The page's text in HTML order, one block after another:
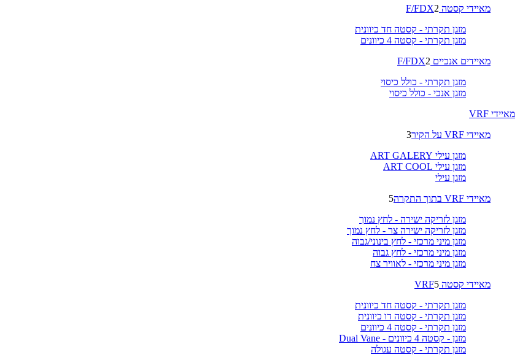
מאיידי קסטה F/FDX 2
מזגן תקרתי - קסטה חד כיוונית
מזגן תקרתי - קסטה 4 כיוונים
מאיידים אנכיים F/FDX 2
מזגן תקרתי - כולל כיסוי
מזגן אנכי - כולל כיסוי
מאיידי VRF
מאיידי VRF על הקיר
3
מזגן עילי ART GALERY
מזגן עילי ART COOL
מזגן עילי
מאיידי VRF בתוך התקרה
5
מזגן לזריקה ישירה - לחץ נמוך
מזגן לזריקה ישירה צר - לחץ נמוך
מזגן מיני מרכזי - לחץ בינוני/גבוה
מזגן מיני מרכזי - לחץ גבוה
מזגן מיני מרכזי - לאוויר צח
מאיידי קסטה VRF 5
מזגן תקרתי - קסטה חד כיוונית
מזגן תקרתי - קסטה דו כיוונית
מזגן תקרתי - קסטה 4 כיוונים
מזגן - קסטה 4 כיוונים - Dual Vane
מזגן תקרתי - קסטה עגולה